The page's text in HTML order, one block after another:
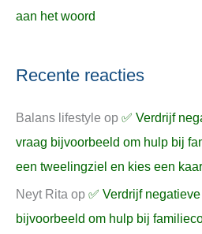
aan het woord
Recente reacties
Balans lifestyle op ✅ Verdrijf
vraag bijvoorbeeld om hulp bij
een tweelingziel en kies een
Neyt Rita op ✅ Verdrijf
bijvoorbeeld om hulp bij